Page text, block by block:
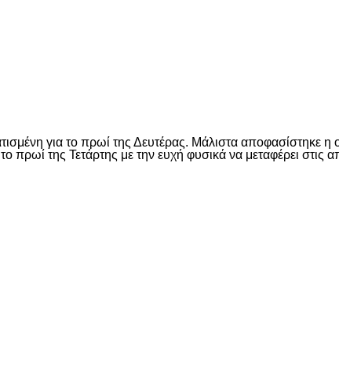
για το πρωί της Δευτέρας. Μάλιστα αποφασίστηκε η
πρωί της Τετάρτης με την ευχή φυσικά να μεταφέρει στις